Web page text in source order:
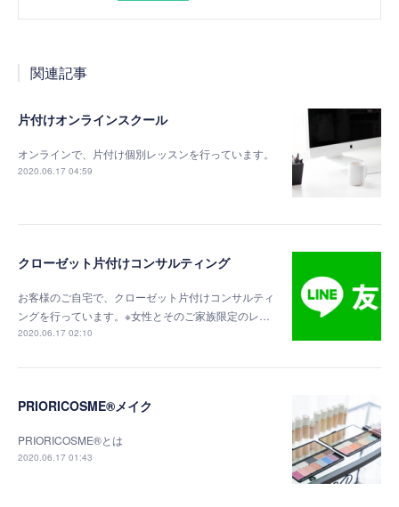
関連記事
片付けオンラインスクール
オンラインで、片付け個別レッスンを行っています。
2020.06.17 04:59
クローゼット片付けコンサルティング
お客様のご自宅で、クローゼット片付けコンサルティ
ングを行っています。※女性とそのご家族限定のレ…
2020.06.17 02:10
PRIORICOSME®メイク
PRIORICOSME®とは
2020.06.17 01:43